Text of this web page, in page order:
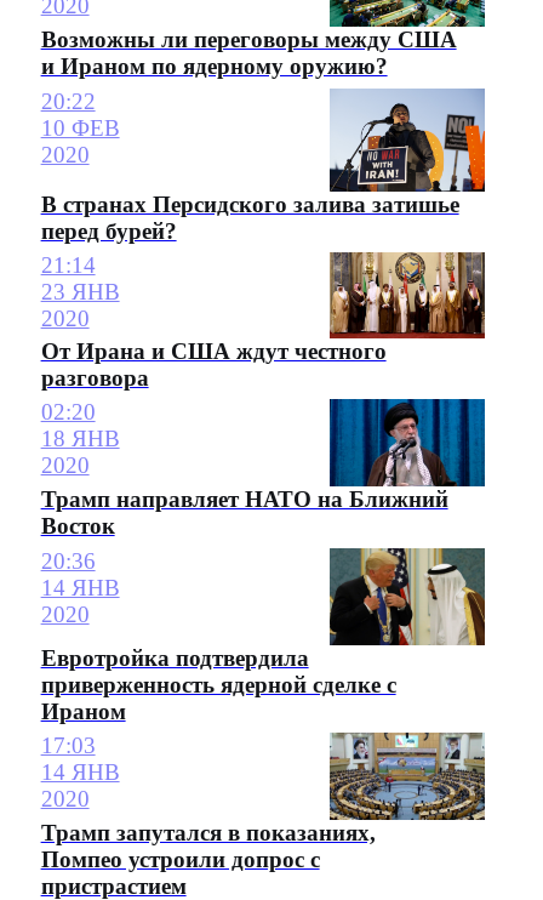
2020
Возможны ли переговоры между США
и Ираном по ядерному оружию?
20:22
10 ФЕВ
2020
В странах Персидского залива затишье
перед бурей?
21:14
23 ЯНВ
2020
От Ирана и США ждут честного
разговора
02:20
18 ЯНВ
2020
Трамп направляет НАТО на Ближний
Восток
20:36
14 ЯНВ
2020
Евротройка подтвердила
приверженность ядерной сделке с
Ираном
17:03
14 ЯНВ
2020
Трамп запутался в показаниях,
Помпео устроили допрос с
пристрастием